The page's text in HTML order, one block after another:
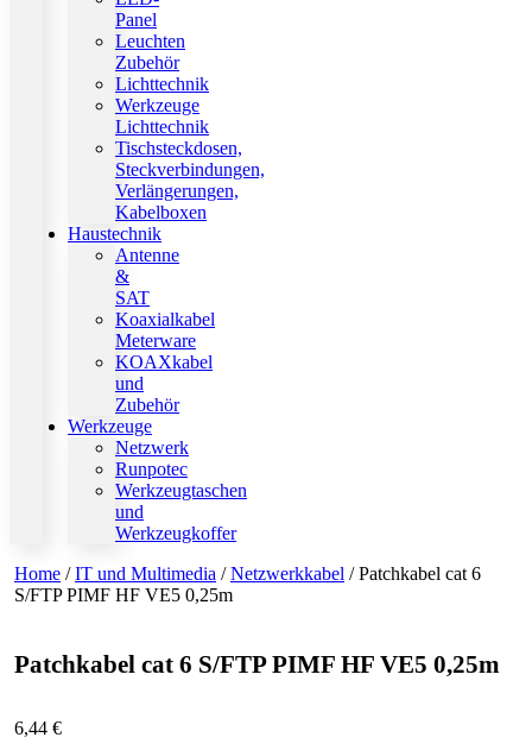
Panel
Leuchten
Zubehör
Lichttechnik
Werkzeuge
Lichttechnik
Tischsteckdosen,
Steckverbindungen,
Verlängerungen,
Kabelboxen
Haustechnik
Antenne
&
SAT
Koaxialkabel
Meterware
KOAXkabel
und
Zubehör
Werkzeuge
Netzwerk
Runpotec
Werkzeugtaschen
und
Werkzeugkoffer
Home /IT und Multimedia /Netzwerkkabel / Patchkabel cat 6
S/FTP PIMF HF VE5 0,25m
Patchkabel cat 6 S/FTP PIMF HF VE5 0,25m
6,44 €